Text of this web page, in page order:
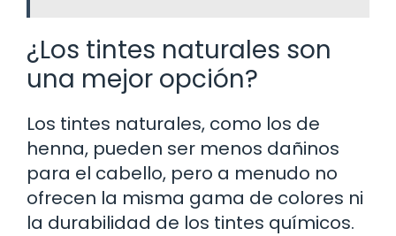
¿Los tintes naturales son
una mejor opción?
Los tintes naturales, como los de
henna, pueden ser menos dañinos
para el cabello, pero a menudo no
ofrecen la misma gama de colores ni
la durabilidad de los tintes químicos.